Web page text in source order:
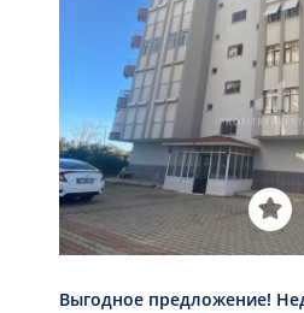
Выгодное предложение!